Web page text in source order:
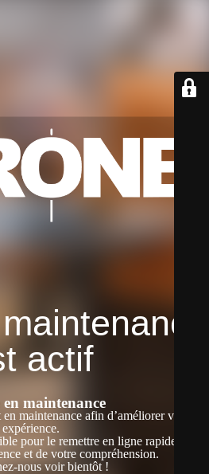
actif
en maintenance
maintenance afin d’améliorer votre
expérience.
pour le remettre en ligne rapidement.
et de votre compréhension.
nous voir bientôt !